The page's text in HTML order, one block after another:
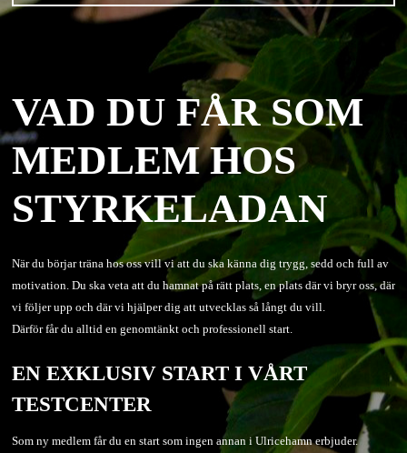
VAD DU FÅR SOM
MEDLEM HOS
STYRKELADAN
När du börjar träna hos oss vill vi att du ska känna dig trygg, sedd och full av
motivation. Du ska veta att du hamnat på rätt plats, en plats där vi bryr oss, där
vi följer upp och där vi hjälper dig att utvecklas så långt du vill.
Därför får du alltid en genomtänkt och professionell start.
EN EXKLUSIV START I VÅRT
TESTCENTER
Som ny medlem får du en start som ingen annan i Ulricehamn erbjuder.